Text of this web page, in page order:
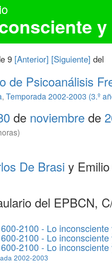
9 [Anterior] [Siguiente] del
de Psicoanálisis
, Temporada 2002-2003 (3.º
de noviembre de
De Brasi y
del EPBCN,
2100 - Lo
2100 - Lo
2100 - Lo
2002-2003